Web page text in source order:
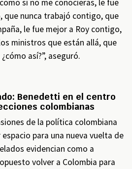
si no me conocieras, le fue
que nunca trabajó contigo, que
le fue mejor a Roy contigo,
ministros que están allá, que
así?”, aseguró.
Benedetti en el centro
colombianas
de la política colombiana
para una nueva vuelta de
evidencian como a
volver a Colombia para